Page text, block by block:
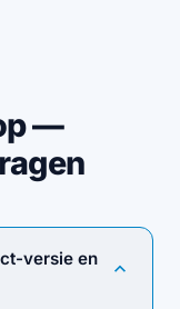
—
versie en